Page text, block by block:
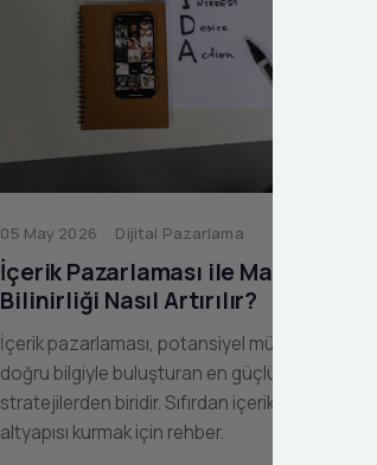
05 May 2026 · Dijital Pazarlama
İçerik Pazarlaması ile Marka
Bilinirliği Nasıl Artırılır?
İçerik pazarlaması, potansiyel müşterilerinizi
doğru bilgiyle buluşturan en güçlü dijital
stratejilerden biridir. Sıfırdan içerik pazarlama
altyapısı kurmak için rehber.